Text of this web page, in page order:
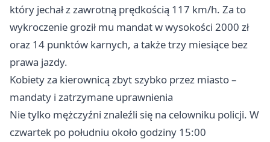
który jechał z zawrotną prędkością 117 km/h. Za to
wykroczenie groził mu mandat w wysokości 2000 zł
oraz 14 punktów karnych, a także trzy miesiące bez
prawa jazdy.
Kobiety za kierownicą zbyt szybko przez miasto –
mandaty i zatrzymane uprawnienia
Nie tylko mężczyźni znaleźli się na celowniku policji. W
czwartek po południu około godziny 15:00